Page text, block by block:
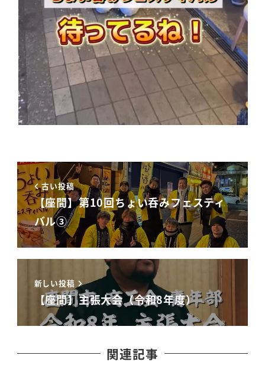
古い投稿
【座間】第10回ちょい呑みフェスティ
バル③
新しい投稿
【座間】主張大会（令和8年度）
関連記事